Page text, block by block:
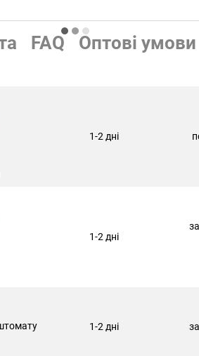
FAQ Оптові умови
1-2 дні
1-2 дні
1-2 дні